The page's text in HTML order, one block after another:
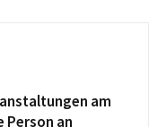
am
an